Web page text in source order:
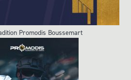
Promodis Boussemart